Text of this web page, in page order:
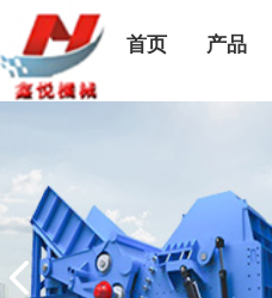
首页 产品